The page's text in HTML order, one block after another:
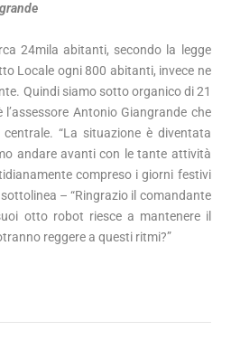
24mila abitanti, secondo la legge
Locale ogni 800 abitanti, invece ne
Quindi siamo sotto organico di 21
l’assessore Antonio Giangrande che
centrale. “La situazione è diventata
andare avanti con le tante attività
compreso i giorni festivi
– “Ringrazio il comandante
otto robot riesce a mantenere il
reggere a questi ritmi?”